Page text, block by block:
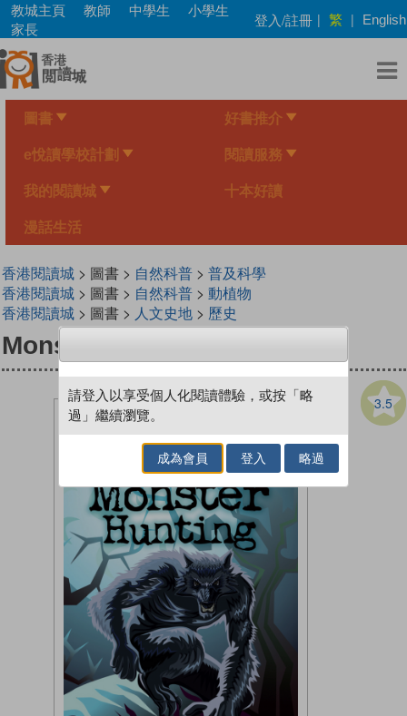
Skip
main
content
教城主頁 教師 中學生
小學生
家長
登入/註冊 | 繁 | English
圖書 好書推介
e悅讀學校計劃 閱讀服務
我的閱讀城 十本好讀
漫話生活
香港閱讀城> 圖書 > 自然科普> 普及科學
香港閱讀城> 圖書 > 自然科普> 動植物
香港閱讀城> 圖書 > 人文史地> 歷史
Monster Hunting
3.5
請登入以享受個人化閱讀體驗，或按「略
過」繼續瀏覽。
成為會員 登入 略過